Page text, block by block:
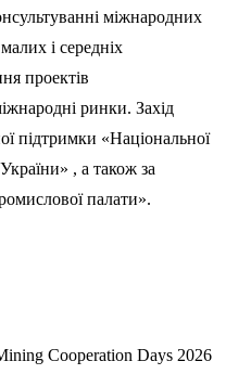
міжнародних
і середніх
проектів
ринки. Захід
підтримки «Національної
, а також за
палати».
Cooperation Days 2026